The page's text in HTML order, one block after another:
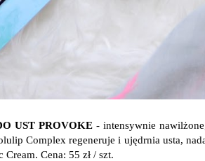
UST PROVOKE - intensywnie
Complex regeneruje i ujędrnia usta,
Cena: 55 zł / szt.